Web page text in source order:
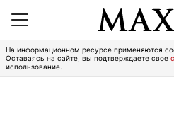
На информационном ресурсе применяются
Оставаясь на сайте, вы подтверждаете свое
использование.